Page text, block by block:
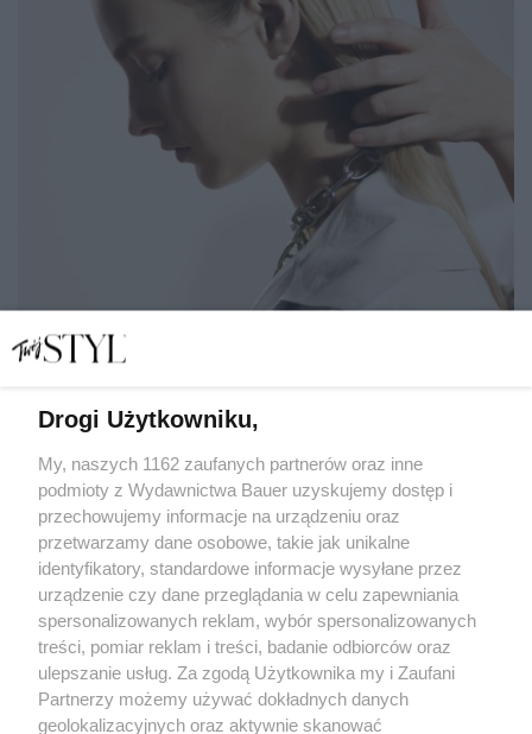
Tonowanie włosów - na czym polega i jak zrobić je w domu
MATYLDA NOWAK
WŁOSY
Drogi Użytkowniku,
My, naszych 1162 zaufanych partnerów oraz inne
podmioty z Wydawnictwa Bauer uzyskujemy dostęp i
przechowujemy informacje na urządzeniu oraz
przetwarzamy dane osobowe, takie jak unikalne
identyfikatory, standardowe informacje wysyłane przez
urządzenie czy dane przeglądania w celu zapewniania
spersonalizowanych reklam, wybór spersonalizowanych
treści, pomiar reklam i treści, badanie odbiorców oraz
ulepszanie usług. Za zgodą Użytkownika my i Zaufani
Partnerzy możemy używać dokładnych danych
geolokalizacyjnych oraz aktywnie skanować